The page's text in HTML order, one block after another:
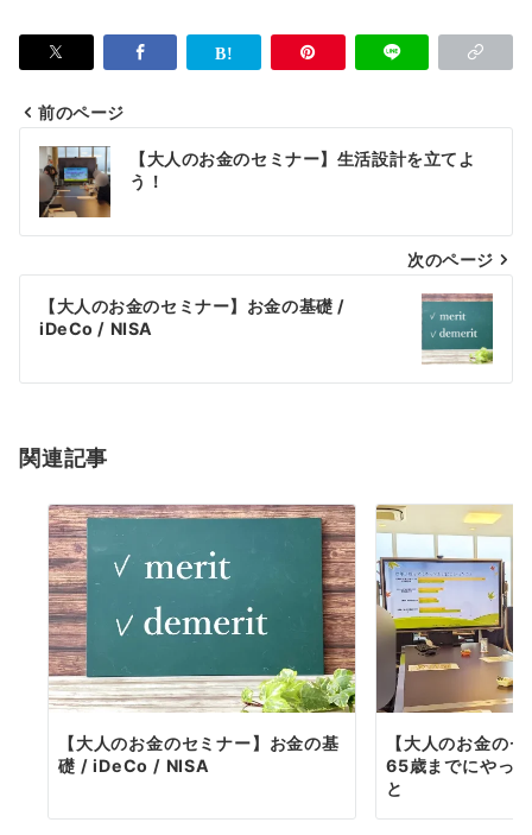
投
稿
ナ
ビ
シ
ン
前のページ
【大人のお金のセミナー】生活設計を立てよ
う！
次のページ
【大人のお金のセミナー】お金の基礎 /
iDeCo / NISA
関連記事
【大人のお金のセミナー】お金の基
礎 / iDeCo / NISA
【大人のお金の
65歳までにやっ
と